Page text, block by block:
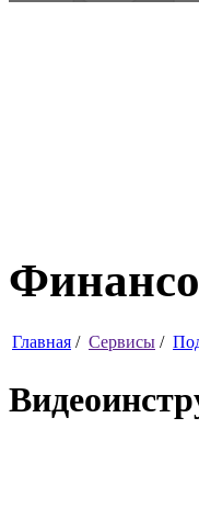
Главная / Сервисы /